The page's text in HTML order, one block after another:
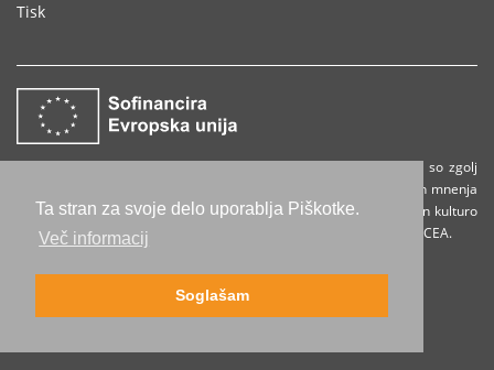
Ta stran za svoje delo uporablja Piškotke.
Več informacij
Soglašam
Tisk
Financirano s strani Evropske unije. Izražena stališča in mnenja so zgolj
stališča in mnenja avtorja(-ev) in ni nujno, da odražajo stališča in mnenja
Evropske unije ali Evropske izvajalske agencije za izobraževanje in kulturo
(EACEA). Zanje ne moreta biti odgovorna niti Evropska unija niti EACEA.
© 2013-2026 deutsch.info |Impressum